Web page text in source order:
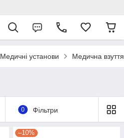
Медичні установи Медична взуття
0 Фільтри
–10%